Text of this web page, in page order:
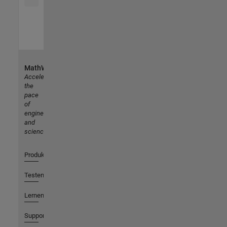
MathWorks
Accelerating
the
pace
of
engineering
and
science
Produkte
Testen oder Kaufen
Lernen
Support